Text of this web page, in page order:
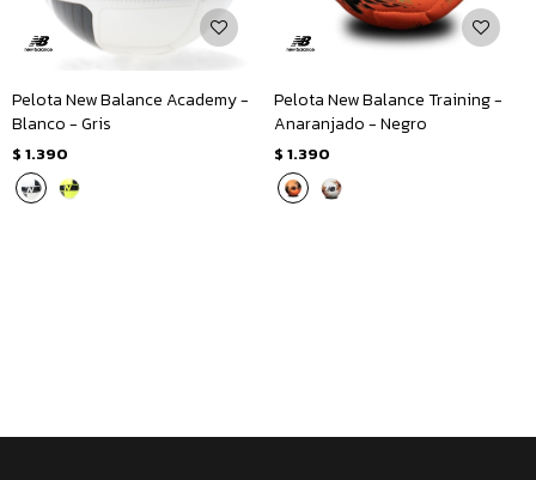
Pelota New Balance Academy -
Blanco - Gris
$ 1.390
Pelota New Balance Training -
Anaranjado - Negro
$ 1.390